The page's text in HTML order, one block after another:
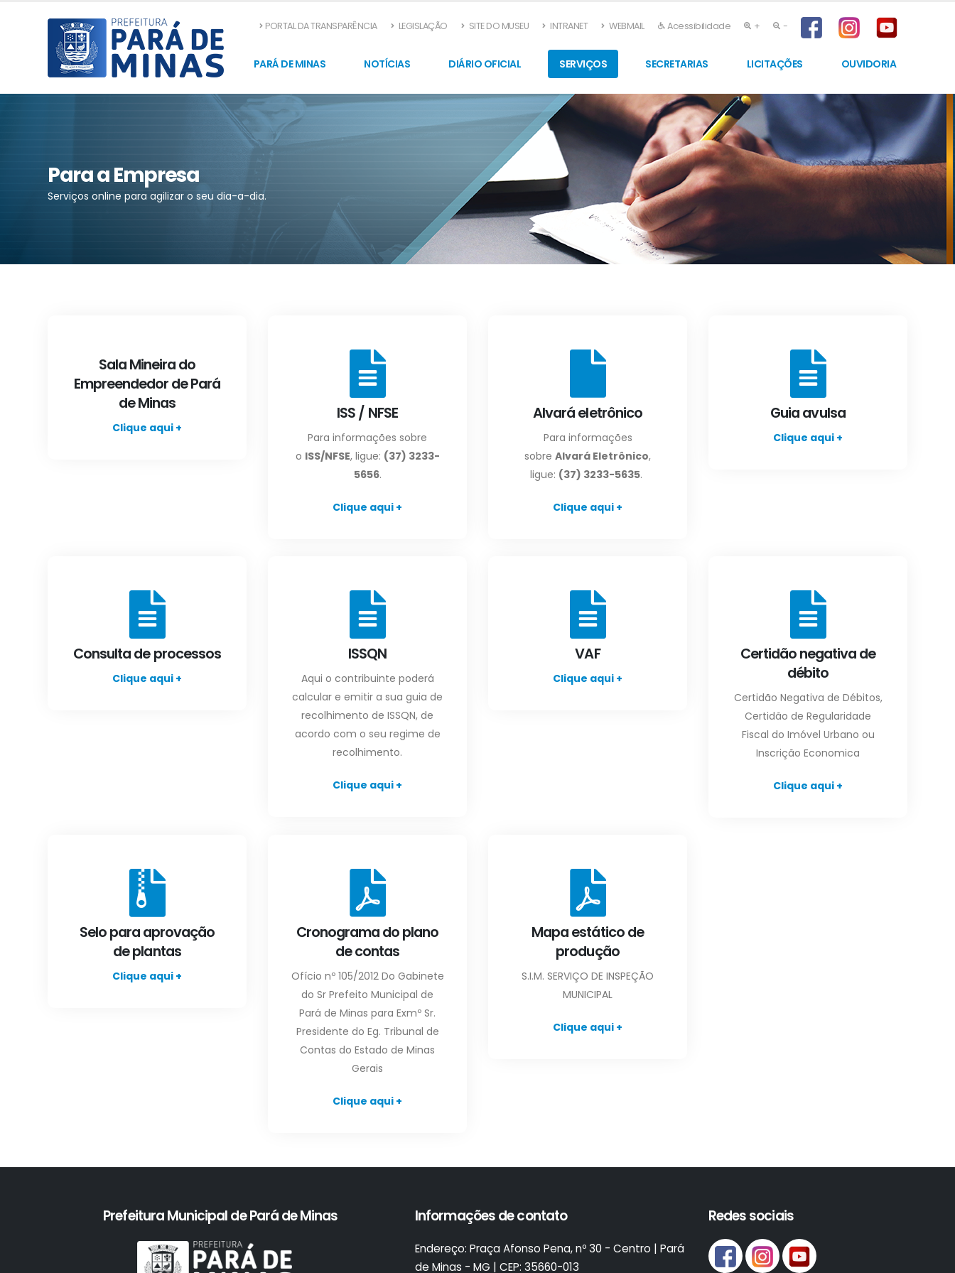
PORTAL DA TRANSPARÊNCIA LEGISLAÇÃO SITE DO MUSEU INTRANET WEBMAIL Acessibilidade + -
PARÁ DE MINAS NOTÍCIAS DIÁRIO OFICIAL SERVIÇOS SECRETARIAS LICITAÇÕES OUVIDORIA
Para a Empresa
Serviços online para agilizar o seu dia-a-dia.
Sala Mineira do
Empreendedor de Pará
de Minas
Clique aqui +
ISS / NFSE
Para informações sobre
o ISS/NFSE, ligue: (37) 3233-
5656.
Clique aqui +
Alvará eletrônico
Para informações
sobre Alvará Eletrônico,
ligue: (37) 3233-5635.
Clique aqui +
Guia avulsa
Clique aqui +
Consulta de processos
Clique aqui +
ISSQN
Aqui o contribuinte poderá
calcular e emitir a sua guia de
recolhimento de ISSQN, de
acordo com o seu regime de
recolhimento.
Clique aqui +
VAF
Clique aqui +
Certidão negativa de
débito
Certidão Negativa de Débitos,
Certidão de Regularidade
Fiscal do Imóvel Urbano ou
Inscrição Economica
Clique aqui +
Selo para aprovação
de plantas
Clique aqui +
Cronograma do plano
de contas
Ofício nº 105/2012 Do Gabinete
do Sr Prefeito Municipal de
Pará de Minas para Exmº Sr.
Presidente do Eg. Tribunal de
Contas do Estado de Minas
Gerais
Clique aqui +
Mapa estático de
produção
S.I.M. SERVIÇO DE INSPEÇÃO
MUNICIPAL
Clique aqui +
Prefeitura Municipal de Pará de Minas Informações de contato
Endereço: Praça Afonso Pena, nº 30 - Centro | Pará
de Minas - MG | CEP: 35660-013
Redes sociais